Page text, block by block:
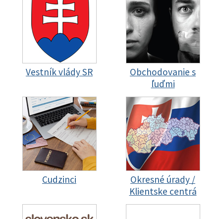
Vestník vlády SR
Obchodovanie s
ľuďmi
Cudzinci
Okresné úrady /
Klientske centrá